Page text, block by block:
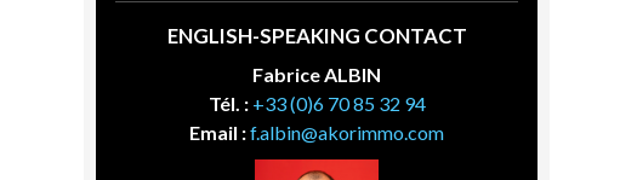
ENGLISH-SPEAKING CONTACT
Fabrice ALBIN
Tél. : +33 (0)6 70 85 32 94
Email :f.albin@akorimmo.com